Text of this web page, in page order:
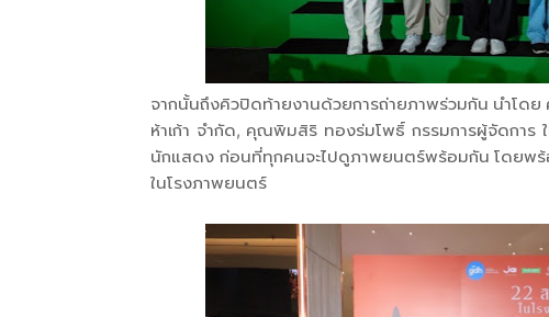
จากนั้นถึงคิวปิดท้ายงานด้วยการถ่ายภาพร่วมกัน นำโดย
ห้าเก้า จำกัด, คุณพิมสิริ ทองร่มโพธิ์ กรรมการผู้จัดการ
นักแสดง ก่อนที่ทุกคนจะไปดูภาพยนตร์พร้อมกัน โดยพร้
ในโรงภาพยนตร์